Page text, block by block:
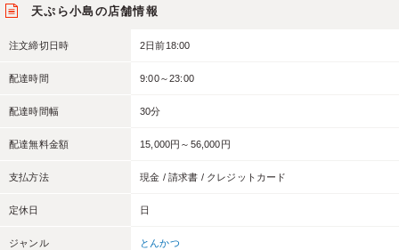
天ぷら小島の店舗情報
注文締切日時 2日前18:00
配達時間 9:00～23:00
配達時間幅 30分
配達無料金額 15,000円～56,000円
支払方法 現金 / 請求書 / クレジットカード
定休日 日
ジャンル とんかつ